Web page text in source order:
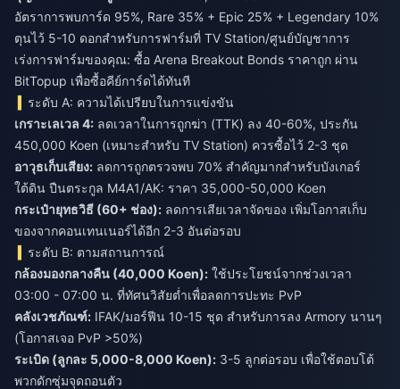
อัตราการพบการ์ด 95%, Rare 35% + Epic 25% + Legendary 10%
ตุนไว้ 5-10 ดอกสำหรับการฟาร์มที่ TV Station/ศูนย์บัญชาการ
เร่งการฟาร์มของคุณ: ซื้อ Arena Breakout Bonds ราคาถูก ผ่าน
BitTopup เพื่อซื้อคีย์การ์ดได้ทันที
ระดับ A: ความได้เปรียบในการแข่งขัน
เกราะเลเวล 4: ลดเวลาในการถูกฆ่า (TTK) ลง 40-60%, ประกัน
450,000 Koen (เหมาะสำหรับ TV Station) ควรซื้อไว้ 2-3 ชุด
อาวุธเก็บเสียง: ลดการถูกตรวจพบ 70% สำคัญมากสำหรับบังเกอร์
ใต้ดิน ปืนตระกูล M4A1/AK: ราคา 35,000-50,000 Koen
กระเป๋ายุทธวิธี (60+ ช่อง): ลดการเสียเวลาจัดของ เพิ่มโอกาสเก็บ
ของจากคอนเทนเนอร์ได้อีก 2-3 อันต่อรอบ
ระดับ B: ตามสถานการณ์
กล้องมองกลางคืน (40,000 Koen): ใช้ประโยชน์จากช่วงเวลา
03:00 - 07:00 น. ที่ทัศนวิสัยต่ำเพื่อลดการปะทะ PvP
คลังเวชภัณฑ์: IFAK/มอร์ฟีน 10-15 ชุด สำหรับการลง Armory นานๆ
(โอกาสเจอ PvP >50%)
ระเบิด (ลูกละ 5,000-8,000 Koen): 3-5 ลูกต่อรอบ เพื่อใช้ตอบโต้
พวกดักซุ่มจุดถอนตัว